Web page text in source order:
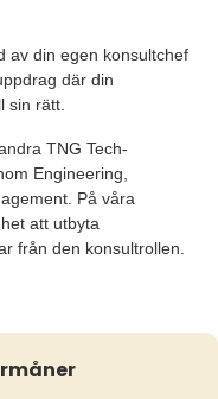
av din egen konsultchef
där din
sin rätt.
TNG Tech-
Engineering,
På våra
att utbyta
från den konsultrollen.